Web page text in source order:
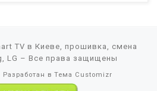
TV в Киеве, прошивка, смена
LG – Все права защищены
Разработан в Тема Customizr